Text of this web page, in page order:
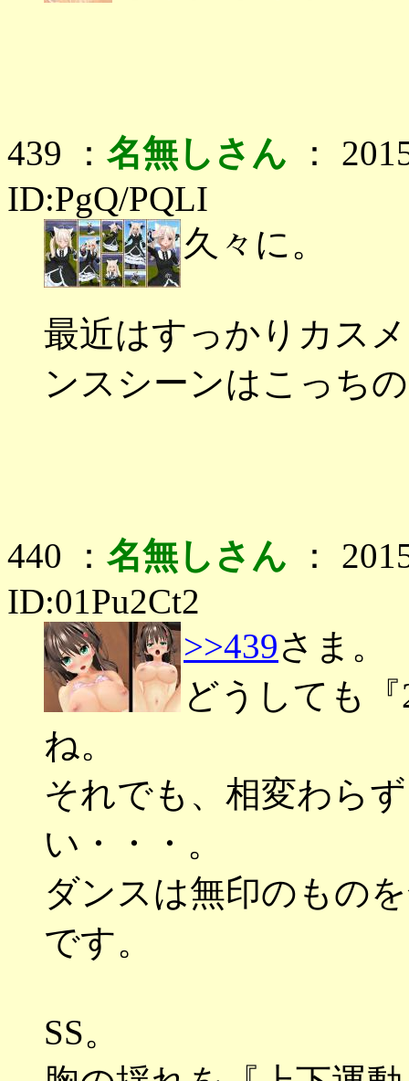
439 ： 名無しさん ：
ID:PgQ/PQLI
久々に。
最近はすっかりカス
ンスシーンはこっち
440 ： 名無しさん ：
ID:01Pu2Ct2
>>439さま。
どうしても
ね。
それでも、相変わら
い・・・。
ダンスは無印のもの
です。
SS。